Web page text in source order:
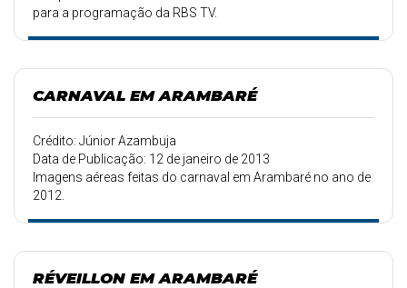
para a programação da RBS TV.
CARNAVAL EM ARAMBARÉ
Crédito: Júnior Azambuja
Data de Publicação: 12 de janeiro de 2013
Imagens aéreas feitas do carnaval em Arambaré no ano de
2012.
RÉVEILLON EM ARAMBARÉ